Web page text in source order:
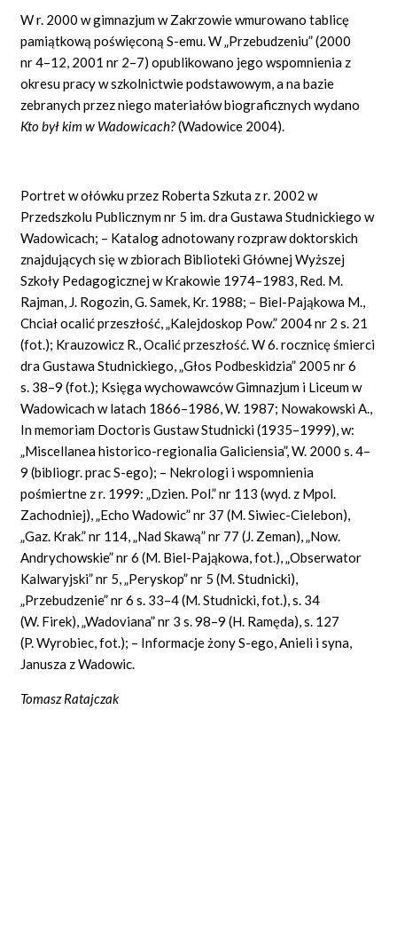
W r. 2000 w gimnazjum w Zakrzowie wmurowano tablicę
pamiątkową poświęconą S-emu. W „Przebudzeniu” (2000
nr 4–12, 2001 nr 2–7) opublikowano jego wspomnienia z
okresu pracy w szkolnictwie podstawowym, a na bazie
zebranych przez niego materiałów biograficznych wydano
Kto byłkim w Wadowicach?(Wadowice 2004).
Portret w ołówku przez Roberta Szkuta z r. 2002 w
Przedszkolu Publicznym nr 5 im. dra Gustawa Studnickiego w
Wadowicach; – Katalog adnotowany rozpraw doktorskich
znajdujących się w zbiorach Biblioteki Głównej Wyższej
Szkoły Pedagogicznej w Krakowie 1974–1983, Red. M.
Rajman, J. Rogozin, G. Samek, Kr. 1988; – Biel-Pająkowa M.,
Chciał ocalić przeszłość, „Kalejdoskop Pow.” 2004 nr 2 s. 21
(fot.); Krauzowicz R., Ocalić przeszłość. W 6. rocznicę śmierci
dra Gustawa Studnickiego, „Głos Podbeskidzia” 2005 nr 6
s. 38–9 (fot.); Księga wychowawców Gimnazjum i Liceum w
Wadowicach w latach 1866–1986, W. 1987; Nowakowski A.,
In memoriam Doctoris Gustaw Studnicki (1935–1999), w:
„Miscellanea historico-regionalia Galiciensia”, W. 2000 s. 4–
9 (bibliogr. prac S-ego); – Nekrologi i wspomnienia
pośmiertne z r. 1999: „Dzien. Pol.” nr 113 (wyd. z Mpol.
Zachodniej), „Echo Wadowic” nr 37 (M. Siwiec-Cielebon),
„Gaz. Krak.” nr 114, „Nad Skawą” nr 77 (J. Zeman), „Now.
Andrychowskie” nr 6 (M. Biel-Pająkowa, fot.), „Obserwator
Kalwaryjski” nr 5, „Peryskop” nr 5 (M. Studnicki),
„Przebudzenie” nr 6 s. 33–4 (M. Studnicki, fot.), s. 34
(W. Firek), „Wadoviana” nr 3 s. 98–9 (H. Ramęda), s. 127
(P. Wyrobiec, fot.); – Informacje żony S-ego, Anieli i syna,
Janusza z Wadowic.
Tomasz Ratajczak